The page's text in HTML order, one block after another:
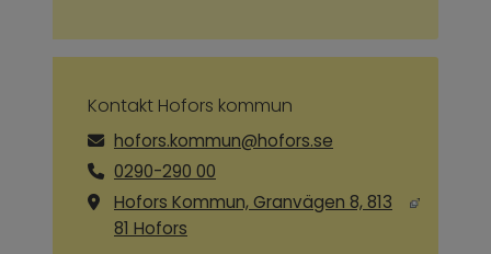
Kontakt Hofors kommun
hofors.kommun@hofors.se
0290-290 00
Hofors Kommun, Granvägen 8, 813
81 Hofors